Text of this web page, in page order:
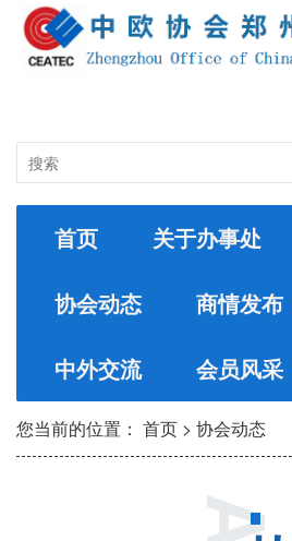
首页 关于办事处
协会动态 商情发布
中外交流 会员风采
您当前的位置： 首页 > 协会动态